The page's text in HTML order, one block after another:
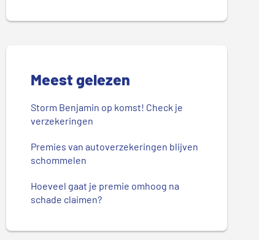
Meest gelezen
Storm Benjamin op komst! Check je
verzekeringen
Premies van autoverzekeringen blijven
schommelen
Hoeveel gaat je premie omhoog na
schade claimen?